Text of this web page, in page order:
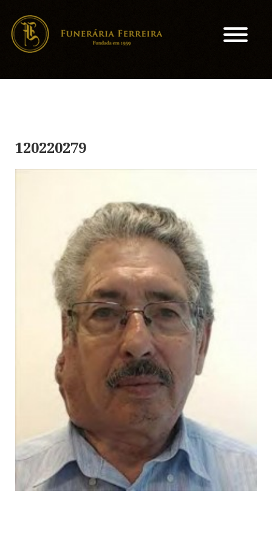
120220279